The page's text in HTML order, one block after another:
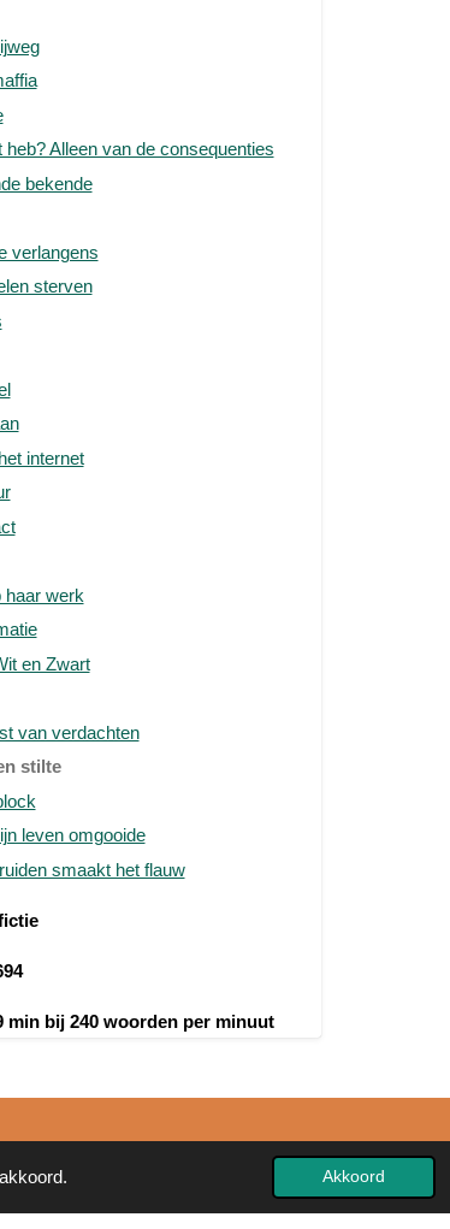
Akkoord
heb? Alleen van de consequenties
bekende
verlangens
sterven
internet
haar werk
en Zwart
van verdachten
stilte
leven omgooide
smaakt het flauw
min bij 240 woorden per minuut